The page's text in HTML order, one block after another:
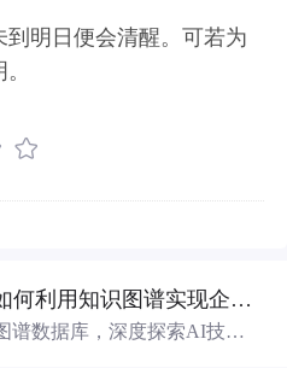
明日便会清醒。可若为
产业园区运营负责人如何利用知识图谱实现企业精准对接与协同？.docx
谱数据库，深度探索AI技术